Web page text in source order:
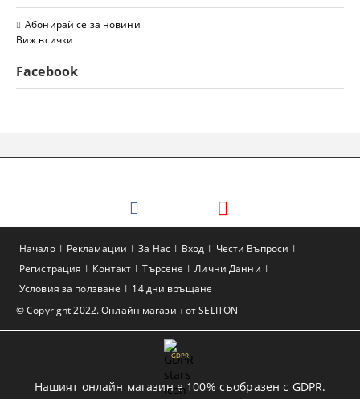
Абонирай се за новини
Виж всички
Facebook
© Copyright 2022. Онлайн магазин от SELITON
Начало Рекламации За Нас Вход
Чести Въпроси
Регистрация
Контакт Търсене
Лични Данни
Условия за ползване
14 дни връщане
GDPR
Нашият онлайн магазин е 100% съобразен с GDPR.